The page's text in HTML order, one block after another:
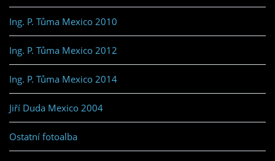
Ing. P. Tůma Mexico 2010
Ing. P. Tůma Mexico 2012
Ing. P. Tůma Mexico 2014
Jiří Duda Mexico 2004
Ostatní fotoalba